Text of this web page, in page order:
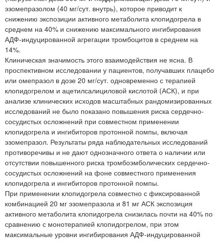
эзомепразолом (40 мг/сут. внутрь), которое приводит к
снижению экспозиции активного метаболита клопидогрела в
среднем на 40% и снижению максимального ингибирования
АДФ-индуцированной агрегации тромбоцитов в среднем на
14%.
Клиническая значимость этого взаимодействия не ясна. В
проспективном исследовании у пациентов, получавших плацебо
или омепразол в дозе 20 мг/сут. одновременно с терапией
клопидогрелом и ацетилсалициловой кислотой (АСК), и при
анализе клинических исходов масштабных рандомизированных
исследований не было показано повышения риска сердечно-
сосудистых осложнений при совместном применении
клопидогрела и ингибиторов протонной помпы, включая
эзомепразол. Результаты ряда наблюдательных исследований
противоречивы и не дают однозначного ответа о наличии или
отсутствии повышенного риска тромбоэмболических сердечно-
сосудистых осложнений на фоне совместного применения
клопидогрела и ингибиторов протонной помпы.
При применении клопидогрела совместно с фиксированной
комбинацией 20 мг эзомепразола и 81 мг АСК экспозиция
активного метаболита клопидогрела снизилась почти на 40% по
сравнению с монотерапией клопидогрелом, при этом
максимальные уровни ингибирования АДФ-индуцированной